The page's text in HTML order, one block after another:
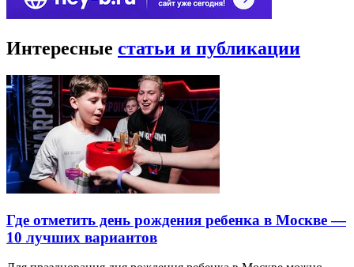
Интересные статьи и публикации
Где отметить день рождения ребенка в Москве —
10 лучших вариантов